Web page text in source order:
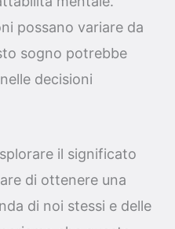
possano variare da
sogno potrebbe
decisioni
il significato
di ottenere una
di noi stessi e delle